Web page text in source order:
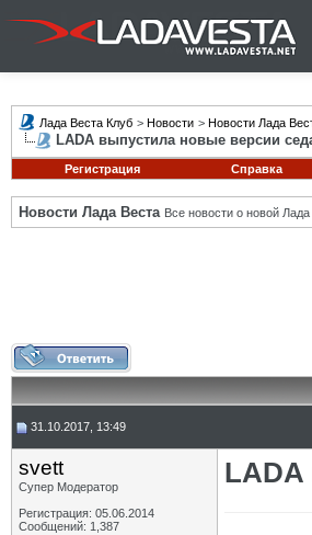
Лада Веста Клуб > Новости > Новости Лада
LADA выпустила новые версии
Регистрация Справка
Новости Лада Веста Все новости о новой
31.10.2017, 13:49
svett
Супер Модератор
Регистрация: 05.06.2014
Сообщений: 1,387
LADA